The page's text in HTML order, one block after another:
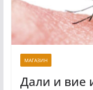
МАГАЗИН
Дали и вие